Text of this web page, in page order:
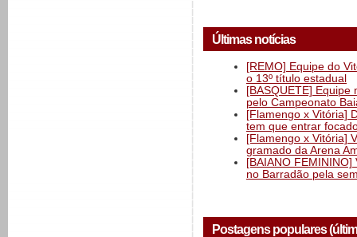
Últimas notícias
[REMO] Equipe do
o 13º título estadual
[BASQUETE]
pelo Campeonato
[Flamengo x Vitória]
tem que entrar
[Flamengo x Vitória]
gramado da Arena
[BAIANO
no Barradão pela
Postagens populares